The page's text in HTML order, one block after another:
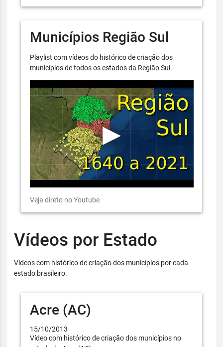
Municípios Região Sul
Playlist com vídeos do histórico de criação dos
municípios de todos os estados da Região Sul.
Veja direto no Youtube
Vídeos por Estado
Vídeos com histórico de criação dos municípios por cada
estado brasileiro.
Acre (AC)
15/10/2013
Vídeo com histórico de criação dos municípios no